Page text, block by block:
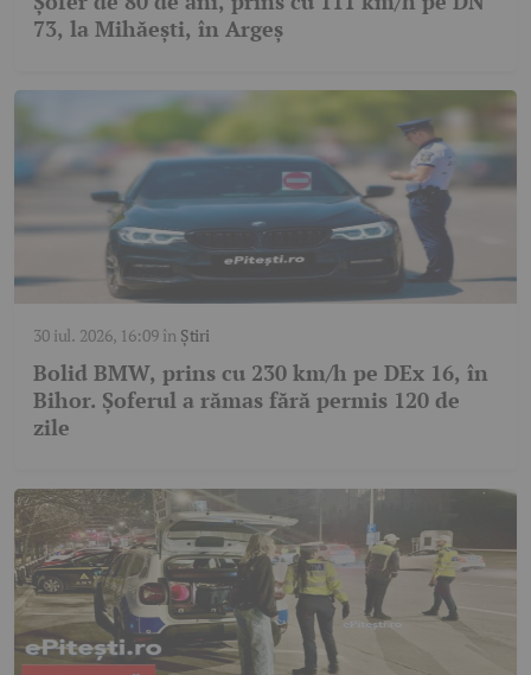
73, la Mihăești, în Argeș
30 iul. 2026, 16:09în Știri
Bolid BMW, prins cu 230 km/h pe DEx 16, în
Bihor. Șoferul a rămas fără permis 120 de
zile